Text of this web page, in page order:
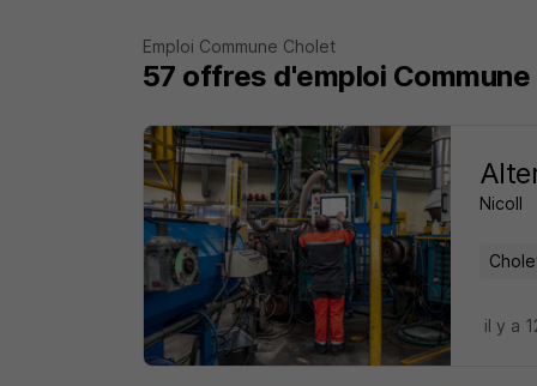
Emploi Commune Cholet
57 offres d'emploi
Nicoll
il y a